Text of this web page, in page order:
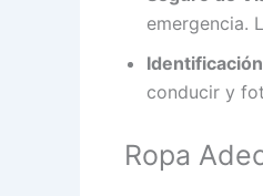
emergencia.
conducir y
Ropa